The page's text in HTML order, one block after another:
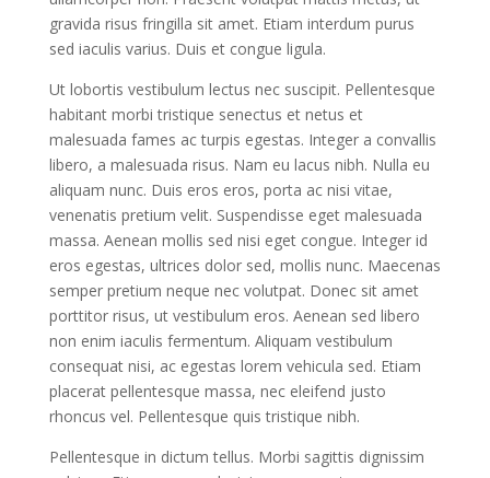
gravida risus fringilla sit amet. Etiam interdum purus
sed iaculis varius. Duis et congue ligula.
Ut lobortis vestibulum lectus nec suscipit. Pellentesque
habitant morbi tristique senectus et netus et
malesuada fames ac turpis egestas. Integer a convallis
libero, a malesuada risus. Nam eu lacus nibh. Nulla eu
aliquam nunc. Duis eros eros, porta ac nisi vitae,
venenatis pretium velit. Suspendisse eget malesuada
massa. Aenean mollis sed nisi eget congue. Integer id
eros egestas, ultrices dolor sed, mollis nunc. Maecenas
semper pretium neque nec volutpat. Donec sit amet
porttitor risus, ut vestibulum eros. Aenean sed libero
non enim iaculis fermentum. Aliquam vestibulum
consequat nisi, ac egestas lorem vehicula sed. Etiam
placerat pellentesque massa, nec eleifend justo
rhoncus vel. Pellentesque quis tristique nibh.
Pellentesque in dictum tellus. Morbi sagittis dignissim